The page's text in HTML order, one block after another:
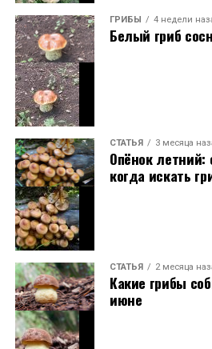
ГРИБЫ 4 недели
Белый гриб
СТАТЬЯ 3 месяца
Опёнок летний:
когда искать
СТАТЬЯ 2 месяца
Какие грибы
июне